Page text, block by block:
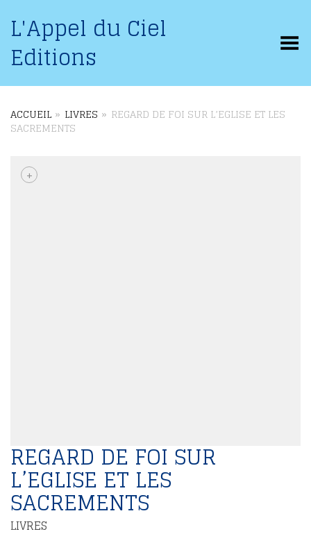
L'Appel du Ciel
Editions Basculer le menu
ACCUEIL » LIVRES » REGARD DE FOI SUR L’EGLISE ET LES
SACREMENTS
+
REGARD DE FOI SUR
L’EGLISE ET LES
SACREMENTS
LIVRES